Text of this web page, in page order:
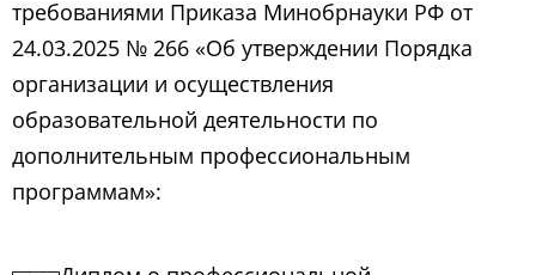
требованиями Приказа Минобрнауки РФ от
24.03.2025 № 266 «Об утверждении Порядка
организации и осуществления
образовательной деятельности по
дополнительным профессиональным
программам»: